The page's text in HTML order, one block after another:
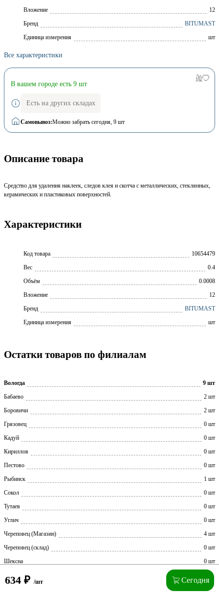
Вложение
12
Брeнд
BITUMAST
Единица измерения
шт
Все характеристики
В вашем городе есть 9 шт
Есть на других складах
Самовывоз:Можно забрать сегодня , 9 шт
Описание товара
Средство для удаления наклеек, следов клея и скотча с металлических, стеклянных,
керамических и пластиковых поверхностей.
Характеристики
Код товара
10654479
Вес
0.4
Объём
0.0008
Вложение
12
Бренд
BITUMAST
Единица измерения
шт
Остатки товаров по филиалам
Вологда
9 шт
Бабаево
2 шт
Боровичи
2 шт
Грязовец
0 шт
Кадуй
0 шт
Кириллов
0 шт
Пестово
0 шт
Рыбинск
1 шт
Сокол
0 шт
Тутаев
0 шт
Углич
0 шт
Череповец (Магазин)
4 шт
Череповец (склад)
0 шт
Шексна
0 шт
634 ₽ /шт Сегодня